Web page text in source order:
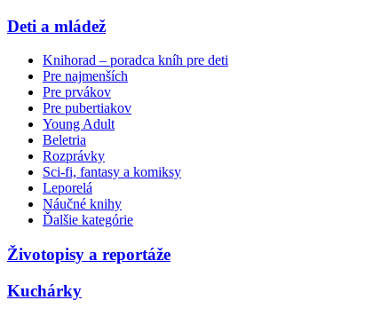
Deti a mládež
Knihorad – poradca kníh pre deti
Pre najmenších
Pre prvákov
Pre pubertiakov
Young Adult
Beletria
Rozprávky
Sci-fi, fantasy a komiksy
Leporelá
Náučné knihy
Ďalšie kategórie
Životopisy a reportáže
Kuchárky